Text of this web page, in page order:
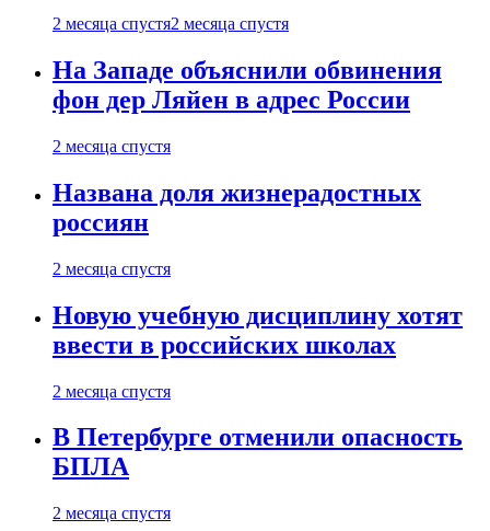
2 месяца спустя2 месяца спустя
На Западе объяснили обвинения
фон дер Ляйен в адрес России
2 месяца спустя
Названа доля жизнерадостных
россиян
2 месяца спустя
Новую учебную дисциплину хотят
ввести в российских школах
2 месяца спустя
В Петербурге отменили опасность
БПЛА
2 месяца спустя